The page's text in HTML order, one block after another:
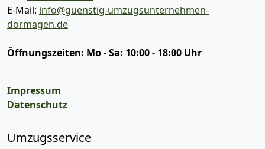
E-Mail: info@guenstig-umzugsunternehmen-
dormagen.de
Öffnungszeiten: Mo - Sa: 10:00 - 18:00 Uhr
Impressum
Datenschutz
Umzugsservice